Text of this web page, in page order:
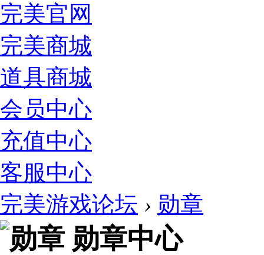
完美官网
完美商城
道具商城
会员中心
充值中心
客服中心
完美游戏论坛 › 勋章
勋章中心